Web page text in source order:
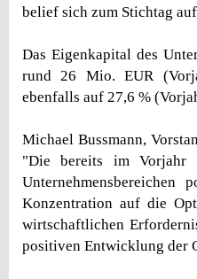
belief sich zum Stichtag
Das Eigenkapital des
rund 26 Mio. EUR
ebenfalls auf 27,6 %
Michael Bussmann,
"Die bereits im Vorjahr
Unternehmensbereichen
Konzentration auf die
wirtschaftlichen
positiven Entwicklung der